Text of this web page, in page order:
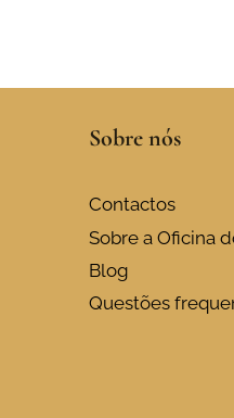
Sobre nós
Contactos
Sobre a Oficina
Blog
Questões